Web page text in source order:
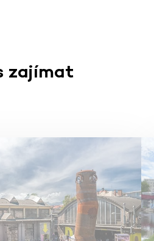
zajímat